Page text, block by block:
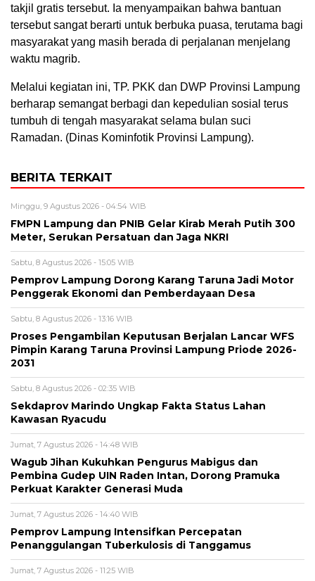
takjil gratis tersebut. Ia menyampaikan bahwa bantuan
tersebut sangat berarti untuk berbuka puasa, terutama bagi
masyarakat yang masih berada di perjalanan menjelang
waktu magrib.
Melalui kegiatan ini, TP. PKK dan DWP Provinsi Lampung
berharap semangat berbagi dan kepedulian sosial terus
tumbuh di tengah masyarakat selama bulan suci
Ramadan. (Dinas Kominfotik Provinsi Lampung).
BERITA TERKAIT
Minggu, 9 Agustus 2026 - 04:54 WIB
FMPN Lampung dan PNIB Gelar Kirab Merah Putih 300
Meter, Serukan Persatuan dan Jaga NKRI
Sabtu, 8 Agustus 2026 - 15:05 WIB
Pemprov Lampung Dorong Karang Taruna Jadi Motor
Penggerak Ekonomi dan Pemberdayaan Desa
Sabtu, 8 Agustus 2026 - 13:16 WIB
Proses Pengambilan Keputusan Berjalan Lancar WFS
Pimpin Karang Taruna Provinsi Lampung Priode 2026-
2031
Sabtu, 8 Agustus 2026 - 02:35 WIB
Sekdaprov Marindo Ungkap Fakta Status Lahan
Kawasan Ryacudu
Jumat, 7 Agustus 2026 - 14:48 WIB
Wagub Jihan Kukuhkan Pengurus Mabigus dan
Pembina Gudep UIN Raden Intan, Dorong Pramuka
Perkuat Karakter Generasi Muda
Jumat, 7 Agustus 2026 - 14:40 WIB
Pemprov Lampung Intensifkan Percepatan
Penanggulangan Tuberkulosis di Tanggamus
Jumat, 7 Agustus 2026 - 11:25 WIB